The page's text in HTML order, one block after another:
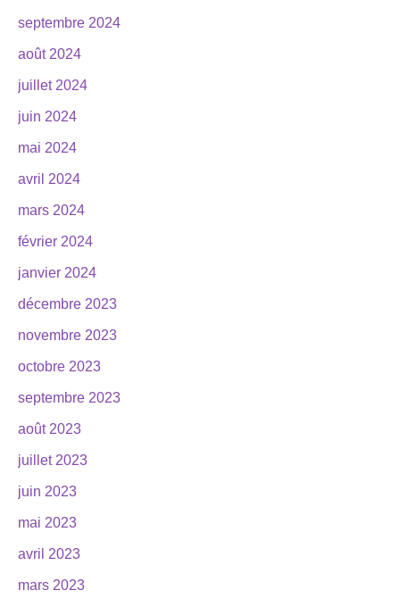
septembre 2024
août 2024
juillet 2024
juin 2024
mai 2024
avril 2024
mars 2024
février 2024
janvier 2024
décembre 2023
novembre 2023
octobre 2023
septembre 2023
août 2023
juillet 2023
juin 2023
mai 2023
avril 2023
mars 2023